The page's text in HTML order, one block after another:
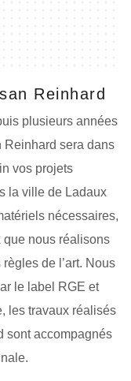
Reinhard
plusieurs années
Reinhard sera dans
vos projets
la ville de Ladaux
nécessaires,
que nous réalisons
de l’art. Nous
le label RGE et
les travaux réalisés
sont accompagnés